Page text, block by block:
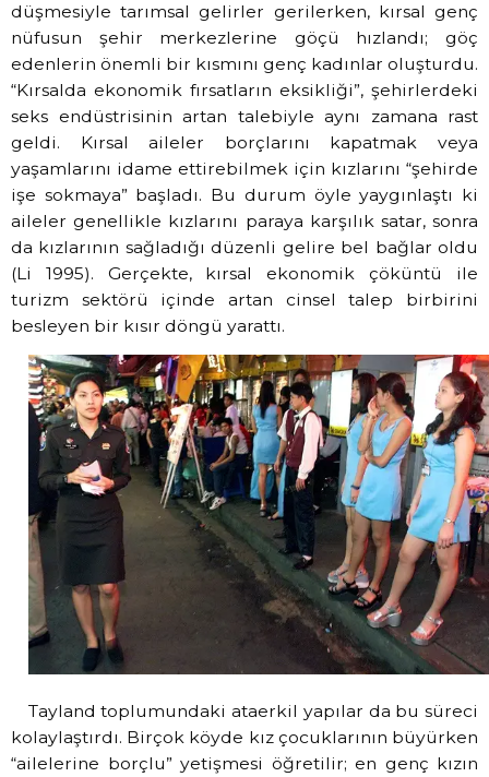
düşmesiyle tarımsal gelirler gerilerken, kırsal genç
nüfusun şehir merkezlerine göçü hızlandı; göç
edenlerin önemli bir kısmını genç kadınlar oluşturdu.
“Kırsalda ekonomik fırsatların eksikliği”, şehirlerdeki
seks endüstrisinin artan talebiyle aynı zamana rast
geldi. Kırsal aileler borçlarını kapatmak veya
yaşamlarını idame ettirebilmek için kızlarını “şehirde
işe sokmaya” başladı. Bu durum öyle yaygınlaştı ki
aileler genellikle kızlarını paraya karşılık satar, sonra
da kızlarının sağladığı düzenli gelire bel bağlar oldu
(Li 1995). Gerçekte, kırsal ekonomik çöküntü ile
turizm sektörü içinde artan cinsel talep birbirini
besleyen bir kısır döngü yarattı.
Tayland toplumundaki ataerkil yapılar da bu süreci
kolaylaştırdı. Birçok köyde kız çocuklarının büyürken
“ailelerine borçlu” yetişmesi öğretilir; en genç kızın